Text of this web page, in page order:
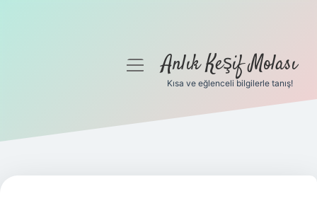
Gizlilik Politikası
Yasal Uyarı
menüyüAnlık Keşif Molası
Kısa ve eğlenceli bilgilerle tanış!